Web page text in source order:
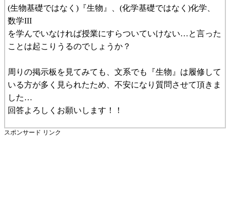
(生物基礎ではなく)『生物』、(化学基礎ではなく)化学、
数学III
を学んでいなければ授業にすらついていけない…と言った
ことは起こりうるのでしょうか？
周りの掲示板を見てみても、文系でも『生物』は履修して
いる方が多く見られたため、不安になり質問させて頂きま
した…
回答よろしくお願いします！！
スポンサード リンク